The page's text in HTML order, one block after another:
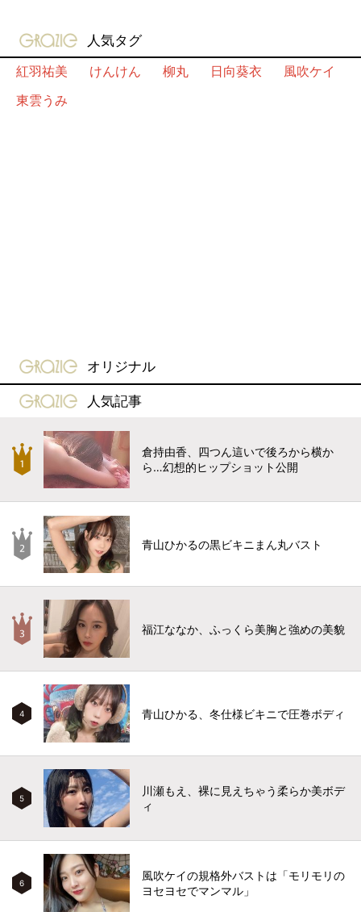
gravure-grazie
人気タグ
紅羽祐美
けんけん 柳丸 日向葵衣
風吹ケイ
東雲うみ
gravure-grazie
オリジナル
gravure-grazie
人気記事
倉持由香、四つん這いで後ろから横か
ら…幻想的ヒップショット公開
青山ひかるの黒ビキニまん丸バスト
福江ななか、ふっくら美胸と強めの美貌
4 青山ひかる、冬仕様ビキニで圧巻ボディ
5
川瀬もえ、裸に見えちゃう柔らか美ボデ
ィ
6
風吹ケイの規格外バストは「モリモリの
ヨセヨセでマンマル」